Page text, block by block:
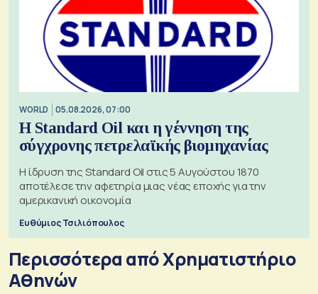
WORLD 05.08.2026, 07:00
Η Standard Oil και η γέννηση της
σύγχρονης πετρελαϊκής βιομηχανίας
Η ίδρυση της Standard Oil στις 5 Αυγούστου 1870
αποτέλεσε την αφετηρία μιας νέας εποχής για την
αμερικανική οικονομία
Ευθύμιος Τσιλιόπουλος
Περισσότερα από Xρηματιστήριο
Αθηνών